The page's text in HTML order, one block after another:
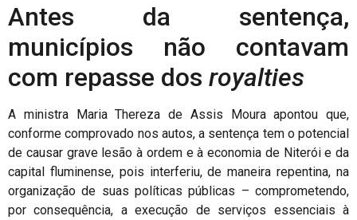
Antes da sentença,
municípios não contavam
com repasse dos royalties
A ministra Maria Thereza de Assis Moura apontou que,
conforme comprovado nos autos, a sentença tem o potencial
de causar grave lesão à ordem e à economia de Niterói e da
capital fluminense, pois interferiu, de maneira repentina, na
organização de suas políticas públicas – comprometendo,
por consequência, a execução de serviços essenciais à